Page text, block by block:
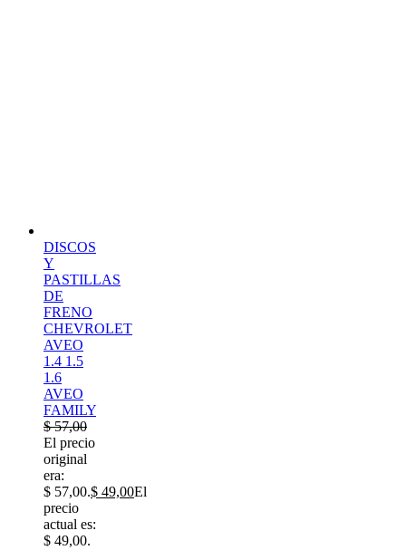
DISCOS
Y
PASTILLAS
DE
FRENO
CHEVROLET
AVEO
1.4 1.5
1.6
AVEO
FAMILY
$57,00
El precio
original
era:
$ 57,00.$ 49,00El
precio
actual es:
$ 49,00.